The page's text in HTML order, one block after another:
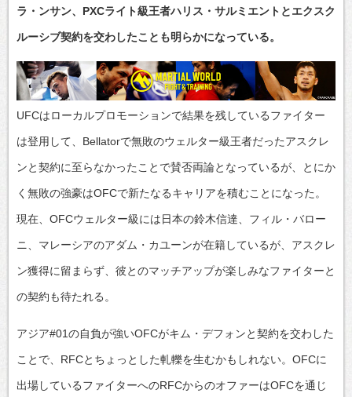
ラ・ンサン、PXCライト級王者ハリス・サルミエントとエクスク
ルーシブ契約を交わしたことも明らかになっている。
UFCはローカルプロモーションで結果を残しているファイター
は登用して、Bellatorで無敗のウェルター級王者だったアスクレ
ンと契約に至らなかったことで賛否両論となっているが、とにか
く無敗の強豪はOFCで新たなるキャリアを積むことになった。
現在、OFCウェルター級には日本の鈴木信達、フィル・バロー
ニ、マレーシアのアダム・カユーンが在籍しているが、アスクレ
ン獲得に留まらず、彼とのマッチアップが楽しみなファイターと
の契約も待たれる。
アジア#01の自負が強いOFCがキム・デフォンと契約を交わした
ことで、RFCとちょっとした軋轢を生むかもしれない。OFCに
出場しているファイターへのRFCからのオファーはOFCを通じ